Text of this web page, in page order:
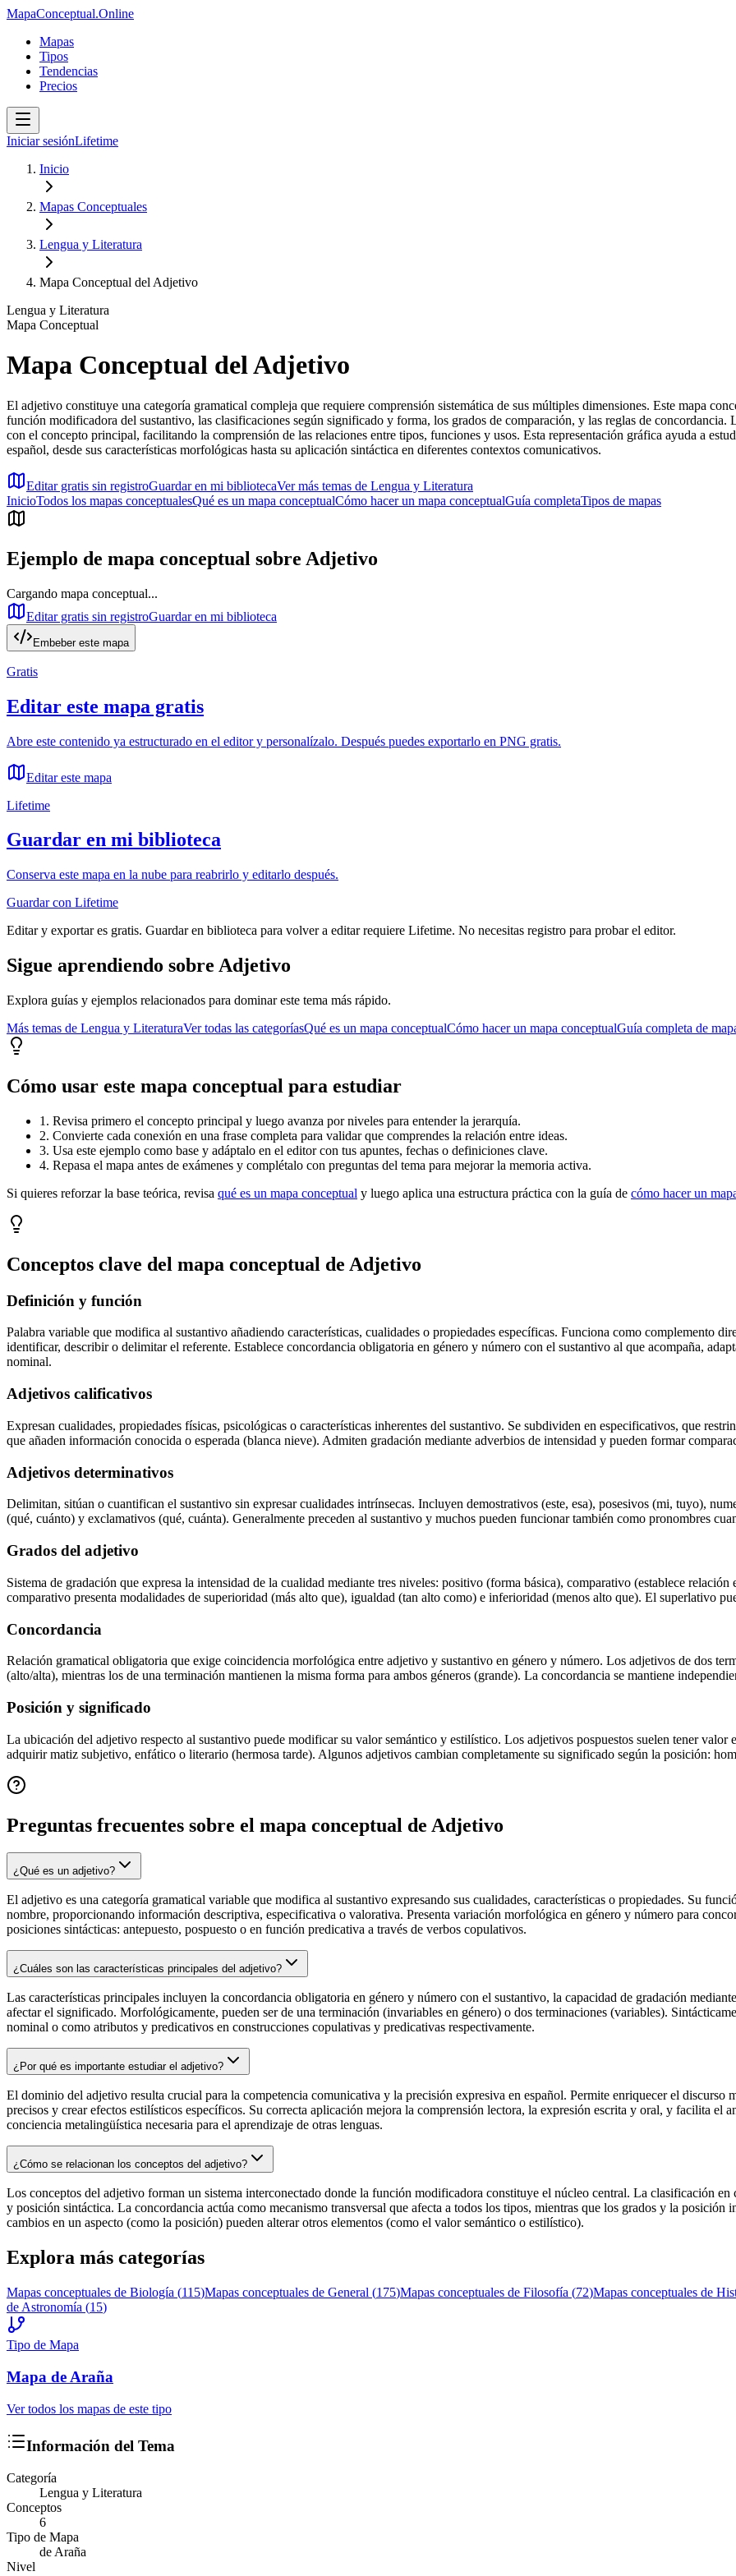
MapaConceptual.Online
Mapas
Tipos
Tendencias
Precios
Iniciar sesiónLifetime
Inicio
Mapas Conceptuales
Lengua y Literatura
Mapa Conceptual del Adjetivo
Lengua y Literatura
Mapa Conceptual
Mapa Conceptual del Adjetivo
El adjetivo constituye una categoría gramatical compleja que requiere comprensión sistemática de sus múltiples dimensiones. Este mapa
función modificadora del sustantivo, las clasificaciones según significado y forma, los grados de comparación, y las reglas de concordancia.
con el concepto principal, facilitando la comprensión de las relaciones entre tipos, funciones y usos. Esta representación gráfica ayuda a
español, desde sus características morfológicas hasta su aplicación sintáctica en diferentes contextos comunicativos.
Editar gratis sin registroGuardar en mi bibliotecaVer más temas de Lengua y Literatura
InicioTodos los mapas conceptualesQué es un mapa conceptualCómo hacer un mapa conceptualGuía completaTipos de mapas
Ejemplo de mapa conceptual sobre Adjetivo
Cargando mapa conceptual...
Editar gratis sin registroGuardar en mi biblioteca
Embeber este mapa
Gratis
Editar este mapa gratis
Abre este contenido ya estructurado en el editor y personalízalo. Después puedes exportarlo en PNG gratis.
Editar este mapa
Lifetime
Guardar en mi biblioteca
Conserva este mapa en la nube para reabrirlo y editarlo después.
Guardar con Lifetime
Editar y exportar es gratis. Guardar en biblioteca para volver a editar requiere Lifetime. No necesitas registro para probar el editor.
Sigue aprendiendo sobre Adjetivo
Explora guías y ejemplos relacionados para dominar este tema más rápido.
Más temas de Lengua y LiteraturaVer todas las categoríasQué es un mapa conceptualCómo hacer un mapa conceptualGuía completa de
Cómo usar este mapa conceptual para estudiar
1. Revisa primero el concepto principal y luego avanza por niveles para entender la jerarquía.
2. Convierte cada conexión en una frase completa para validar que comprendes la relación entre ideas.
3. Usa este ejemplo como base y adáptalo en el editor con tus apuntes, fechas o definiciones clave.
4. Repasa el mapa antes de exámenes y complétalo con preguntas del tema para mejorar la memoria activa.
Si quieres reforzar la base teórica, revisa qué es un mapa conceptual y luego aplica una estructura práctica con la guía de cómo hacer un
Conceptos clave del mapa conceptual de Adjetivo
Definición y función
Palabra variable que modifica al sustantivo añadiendo características, cualidades o propiedades específicas. Funciona como complemento
identificar, describir o delimitar el referente. Establece concordancia obligatoria en género y número con el sustantivo al que acompaña,
nominal.
Adjetivos calificativos
Expresan cualidades, propiedades físicas, psicológicas o características inherentes del sustantivo. Se subdividen en especificativos, que
que añaden información conocida o esperada (blanca nieve). Admiten gradación mediante adverbios de intensidad y pueden formar
Adjetivos determinativos
Delimitan, sitúan o cuantifican el sustantivo sin expresar cualidades intrínsecas. Incluyen demostrativos (este, esa), posesivos (mi, tuyo),
(qué, cuánto) y exclamativos (qué, cuánta). Generalmente preceden al sustantivo y muchos pueden funcionar también como pronombres
Grados del adjetivo
Sistema de gradación que expresa la intensidad de la cualidad mediante tres niveles: positivo (forma básica), comparativo (establece
comparativo presenta modalidades de superioridad (más alto que), igualdad (tan alto como) e inferioridad (menos alto que). El superlativo
Concordancia
Relación gramatical obligatoria que exige coincidencia morfológica entre adjetivo y sustantivo en género y número. Los adjetivos de dos
(alto/alta), mientras los de una terminación mantienen la misma forma para ambos géneros (grande). La concordancia se mantiene
Posición y significado
La ubicación del adjetivo respecto al sustantivo puede modificar su valor semántico y estilístico. Los adjetivos pospuestos suelen tener
adquirir matiz subjetivo, enfático o literario (hermosa tarde). Algunos adjetivos cambian completamente su significado según la posición:
Preguntas frecuentes sobre el mapa conceptual de Adjetivo
¿Qué es un adjetivo?
El adjetivo es una categoría gramatical variable que modifica al sustantivo expresando sus cualidades, características o propiedades. Su
nombre, proporcionando información descriptiva, especificativa o valorativa. Presenta variación morfológica en género y número para
posiciones sintácticas: antepuesto, pospuesto o en función predicativa a través de verbos copulativos.
¿Cuáles son las características principales del adjetivo?
Las características principales incluyen la concordancia obligatoria en género y número con el sustantivo, la capacidad de gradación
afectar el significado. Morfológicamente, pueden ser de una terminación (invariables en género) o dos terminaciones (variables).
nominal o como atributos y predicativos en construcciones copulativas y predicativas respectivamente.
¿Por qué es importante estudiar el adjetivo?
El dominio del adjetivo resulta crucial para la competencia comunicativa y la precisión expresiva en español. Permite enriquecer el discurso
precisos y crear efectos estilísticos específicos. Su correcta aplicación mejora la comprensión lectora, la expresión escrita y oral, y facilita el
conciencia metalingüística necesaria para el aprendizaje de otras lenguas.
¿Cómo se relacionan los conceptos del adjetivo?
Los conceptos del adjetivo forman un sistema interconectado donde la función modificadora constituye el núcleo central. La clasificación
y posición sintáctica. La concordancia actúa como mecanismo transversal que afecta a todos los tipos, mientras que los grados y la
cambios en un aspecto (como la posición) pueden alterar otros elementos (como el valor semántico o estilístico).
Explora más categorías
Mapas conceptuales de Biología (115)Mapas conceptuales de General (175)Mapas conceptuales de Filosofía (72)Mapas conceptuales de
de Astronomía (15)
Tipo de Mapa
Mapa de Araña
Ver todos los mapas de este tipo
Información del Tema
Categoría
Lengua y Literatura
Conceptos
6
Tipo de Mapa
de Araña
Nivel